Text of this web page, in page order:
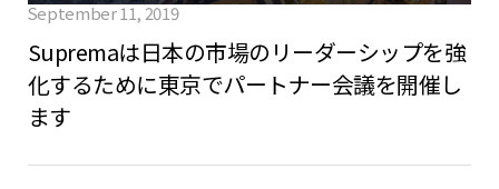
September 11, 2019
Supremaは日本の市場のリーダーシップを強
化するために東京でパートナー会議を開催し
ます